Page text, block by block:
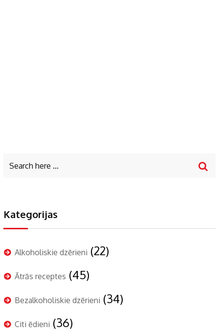
Kategorijas
Alkoholiskie dzērieni (22)
Ātrās receptes (45)
Bezalkoholiskie dzērieni (34)
Citi ēdieni (36)